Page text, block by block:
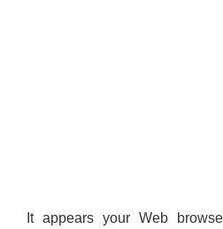
It appears your Web